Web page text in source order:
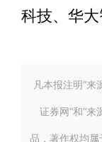
科技、华大
凡本报注明“来
证券网”和“来
品，著作权均